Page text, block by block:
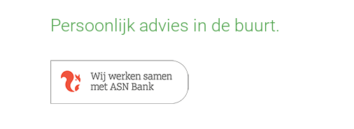
Persoonlijk advies in de buurt.